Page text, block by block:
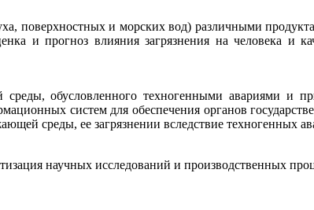
поверхностных и морских вод) различными
и прогноз влияния загрязнения на человека и
обусловленного техногенными авариями и
систем для обеспечения органов
среды, ее загрязнении вследствие техногенных
научных исследований и производственных